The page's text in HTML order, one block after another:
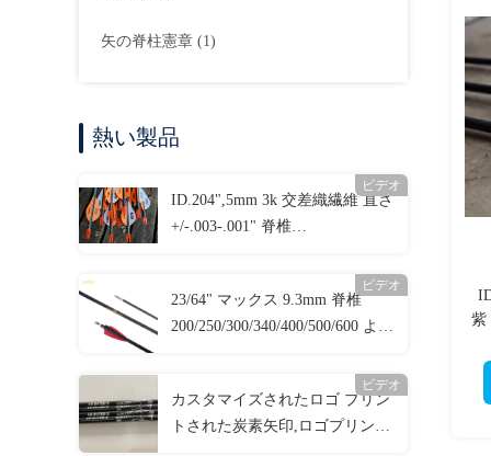
矢の脊柱憲章 (1)
熱い製品
ビデオ
ID.204",5mm 3k 交差織繊維 直さ
+/-.003-.001" 脊椎
ビデオ
23/64" マックス 9.3mm 脊椎
200/250/300/340/400/500/600 より
ビデオ
カスタマイズされたロゴ プリン
トされた炭素矢印,ロゴプリント
紫